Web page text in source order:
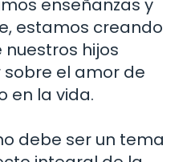
enseñanzas y
estamos creando
hijos
el amor de
en la vida.
debe ser un tema